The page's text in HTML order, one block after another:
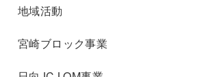
地域活動
宮崎ブロック事業